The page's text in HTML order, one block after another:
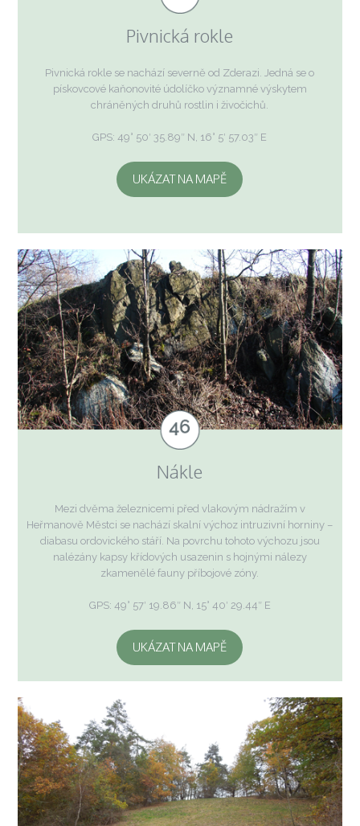
Pivnická rokle
Pivnická rokle se nachází severně od Zderazi. Jedná se o
pískovcové kaňonovité údolíčko významné výskytem
chráněných druhů rostlin i živočichů.
GPS: 49° 50′ 35.89″ N, 16° 5′ 57.03″ E
UKÁZAT NA MAPĚ
Nákle
Mezi dvěma železnicemi před vlakovým nádražím v
Heřmanově Městci se nachází skalní výchoz intruzivní horniny –
diabasu ordovického stáří. Na povrchu tohoto výchozu jsou
nalézány kapsy křídových usazenin s hojnými nálezy
zkamenělé fauny příbojové zóny.
GPS: 49° 57′ 19.86″ N, 15° 40′ 29.44″ E
UKÁZAT NA MAPĚ